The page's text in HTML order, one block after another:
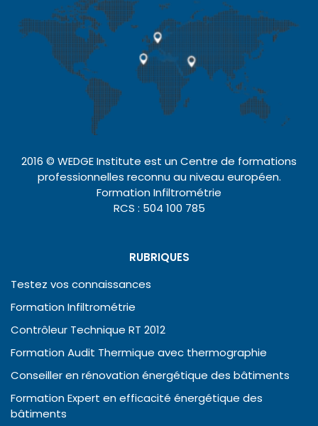
2016 © WEDGE Institute est un Centre de formations
professionnelles reconnu au niveau européen.
Formation Infiltrométrie
RCS : 504 100 785
RUBRIQUES
Testez vos connaissances
Formation Infiltrométrie
Contrôleur Technique RT 2012
Formation Audit Thermique avec thermographie
Conseiller en rénovation énergétique des bâtiments
Formation Expert en efficacité énergétique des
bâtiments